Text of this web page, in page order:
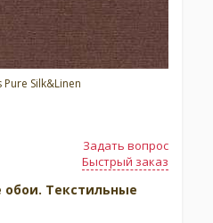
Silk&Linen
Задать вопрос
Быстрый заказ
Текстильные